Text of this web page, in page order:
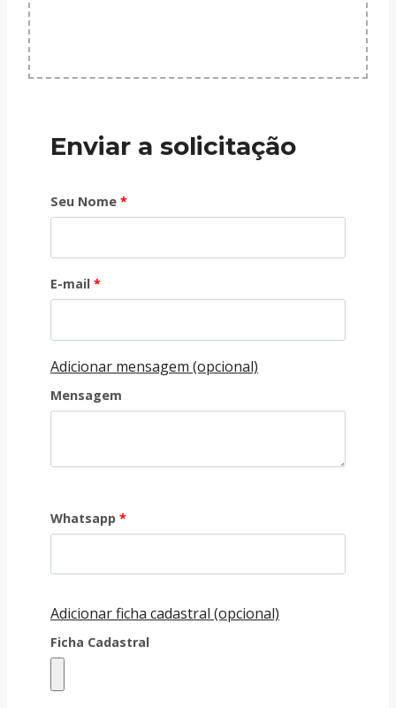
Enviar a solicitação
Seu Nome *
E-mail *
Adicionar mensagem (opcional)
Mensagem
Whatsapp *
Adicionar ficha cadastral (opcional)
Ficha Cadastral